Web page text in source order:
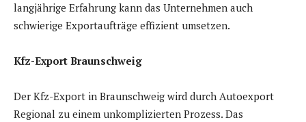
langjährige Erfahrung kann das Unternehmen auch
schwierige Exportaufträge effizient umsetzen.
Kfz-Export Braunschweig
Der Kfz-Export in Braunschweig wird durch Autoexport
Regional zu einem unkomplizierten Prozess. Das